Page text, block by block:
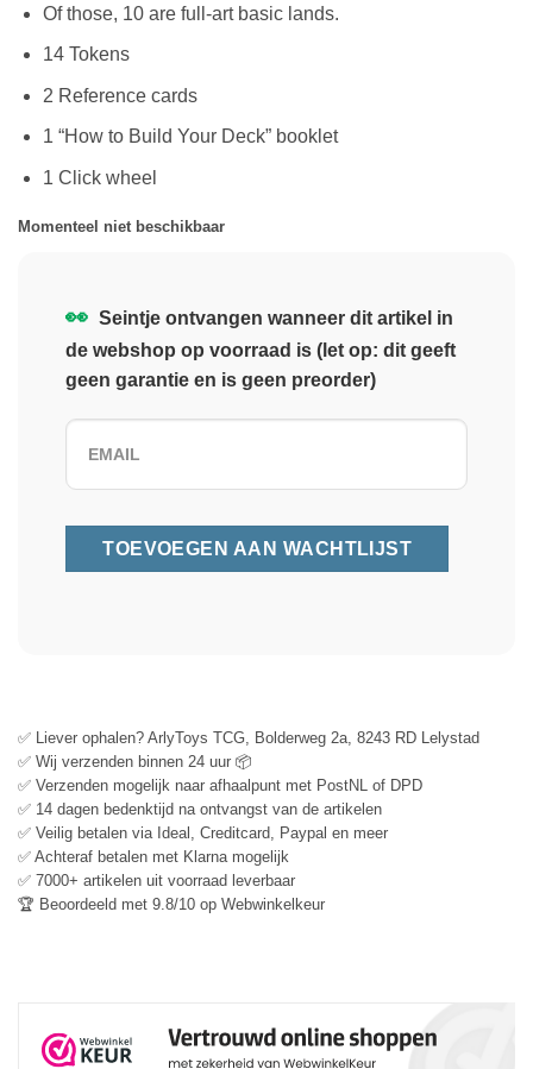
Of those, 10 are full-art basic lands.
14 Tokens
2 Reference cards
1 “How to Build Your Deck” booklet
1 Click wheel
Momenteel niet beschikbaar
👀 Seintje ontvangen wanneer dit artikel in
de webshop op voorraad is (let op: dit geeft
geen garantie en is geen preorder)
✅ Liever ophalen? ArlyToys TCG, Bolderweg 2a, 8243 RD Lelystad
✅ Wij verzenden binnen 24 uur 📦
✅ Verzenden mogelijk naar afhaalpunt met PostNL of DPD
✅ 14 dagen bedenktijd na ontvangst van de artikelen
✅ Veilig betalen via Ideal, Creditcard, Paypal en meer
✅ Achteraf betalen met Klarna mogelijk
✅ 7000+ artikelen uit voorraad leverbaar
🏆 Beoordeeld met 9.8/10 op Webwinkelkeur